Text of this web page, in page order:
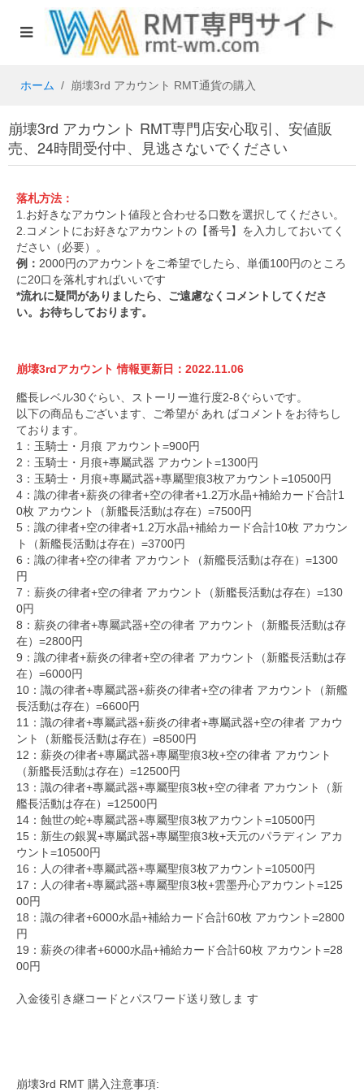
ホーム 崩壊3rd アカウント RMT通貨の購入
崩壊3rd アカウント RMT専門店安心取引、安値販
売、24時間受付中、見逃さないでください
落札方法：
1.お好きなアカウント値段と合わせる口数を選択してください。
2.コメントにお好きなアカウントの【番号】を入力しておいてく
ださい（必要）。
例： 2000円のアカウントをご希望でしたら、単価100円のところ
に20口を落札すればいいです
*流れに疑問がありましたら、ご遠慮なくコメントしてくださ
い。お待ちしております。
崩壊3rdアカウント情報更新日： 2022.11.06
艦長レベル30ぐらい、ストーリー進行度2-8ぐらいです。
以下の商品もございます、ご希望が あれ ばコメントをお待ちし
ております。
1：玉騎士・月痕 アカウント=900円
2：玉騎士・月痕+專屬武器 アカウント=1300円
3：玉騎士・月痕+專屬武器+專屬聖痕3枚アカウント=10500円
4：識の律者+薪炎の律者+空の律者+1.2万水晶+補給カード合計1
0枚 アカウント（新艦長活動は存在）=7500円
5：識の律者+空の律者+1.2万水晶+補給カード合計10枚 アカウン
ト（新艦長活動は存在）=3700円
6：識の律者+空の律者 アカウント（新艦長活動は存在）=1300
円
7：薪炎の律者+空の律者 アカウント（新艦長活動は存在）=130
0円
8：薪炎の律者+專屬武器+空の律者 アカウント（新艦長活動は存
在）=2800円
9：識の律者+薪炎の律者+空の律者 アカウント（新艦長活動は存
在）=6000円
10：識の律者+專屬武器+薪炎の律者+空の律者 アカウント（新艦
長活動は存在）=6600円
11：識の律者+專屬武器+薪炎の律者+專屬武器+空の律者 アカウ
ント（新艦長活動は存在）=8500円
12：薪炎の律者+專屬武器+專屬聖痕3枚+空の律者 アカウント
（新艦長活動は存在）=12500円
13：識の律者+專屬武器+專屬聖痕3枚+空の律者 アカウント（新
艦長活動は存在）=12500円
14：蝕世の蛇+專屬武器+專屬聖痕3枚アカウント=10500円
15：新生の銀翼+專屬武器+專屬聖痕3枚+天元のパラディン アカ
ウント=10500円
16：人の律者+專屬武器+專屬聖痕3枚アカウント=10500円
17：人の律者+專屬武器+專屬聖痕3枚+雲墨丹心アカウント=125
00円
18：識の律者+6000水晶+補給カード合計60枚 アカウント=2800
円
19：薪炎の律者+6000水晶+補給カード合計60枚 アカウント=28
00円
入金後引き継コードとパスワード送り致しま す
崩壊3rd RMT 購入注意事項: